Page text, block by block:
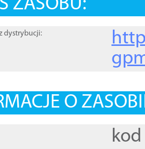
ZASOBU:
dystrybucji:
O
kod